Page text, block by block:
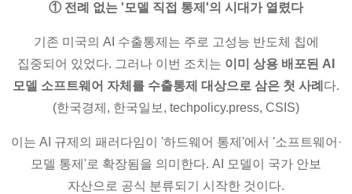
① 전례 없는 '모델 직접 통제'의 시대가 열렸다
기존 미국의 AI 수출통제는 주로 고성능 반도체 칩에
집중되어 있었다. 그러나 이번 조치는 이미 상용 배포된 AI
모델 소프트웨어 자체를 수출통제 대상으로 삼은 첫 사례 다.
(한국경제, 한국일보, techpolicy.press, CSIS)
이는 AI 규제의 패러다임이 '하드웨어 통제'에서 '소프트웨어·
모델 통제'로 확장됨을 의미한다. AI 모델이 국가 안보
자산으로 공식 분류되기 시작한 것이다.